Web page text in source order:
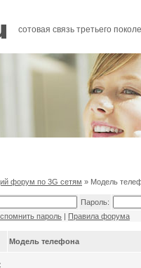
сотовая связь третьего
форум по 3G сетям » Модель
Пароль:
пароль | Правила форума
Модель телефона